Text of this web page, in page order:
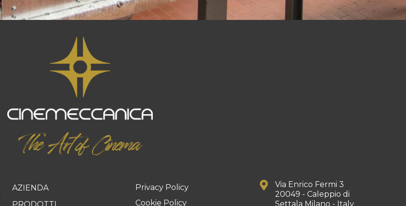
AZIENDA
Privacy Policy
Cookie Policy
Via Enrico Fermi 3
20049 - Caleppio di
Settala Milano - Italy